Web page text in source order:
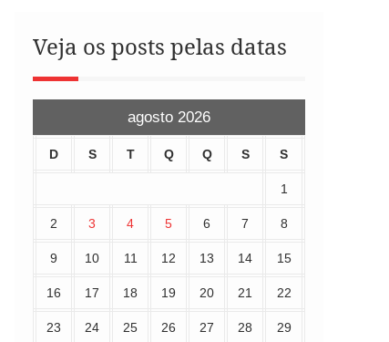
Veja os posts pelas datas
agosto 2026
D S T Q Q S S
1
2 3 4 5 6 7 8
9 10 11 12 13 14 15
16 17 18 19 20 21 22
23 24 25 26 27 28 29